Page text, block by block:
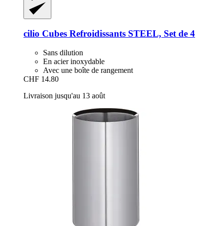
cilio Cubes Refroidissants STEEL, Set de 4
Sans dilution
En acier inoxydable
Avec une boîte de rangement
CHF 14.80
Livraison jusqu'au 13 août